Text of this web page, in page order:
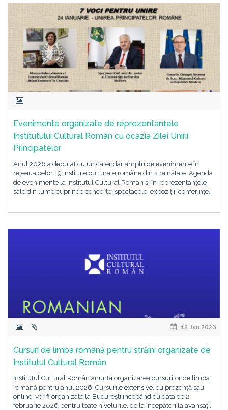
Evenimente organizate de reprezentanțele
Institutului Cultural Român cu ocazia Zilei Unirii
Principatelor
Anul 2026 a debutat cu un calendar amplu de evenimente în
rețeaua celor 19 institute culturale române din străinătate. Agenda
de evenimente la Institutul Cultural Român și în reprezentanțele
sale din lume cuprinde concerte, spectacole, expoziții, conferințe,
12 Jan 2026
Cursuri de limba română pentru străini organizate de
Institutul Cultural Român
Institutul Cultural Român anunță organizarea cursurilor de limba
română pentru anul 2026. Cursurile extensive, cu prezență sau
online, vor fi organizate la București începând cu data de 2
februarie 2026 pentru toate nivelurile, de la începători la avansați,